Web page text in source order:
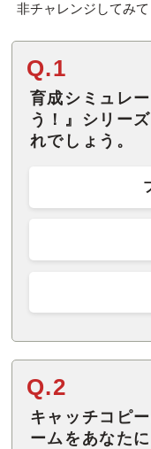
非チャレンジしてみて
Q.1
育成シミュレ
う！』シリー
れでしょう。
Q.2
キャッチコピ
ームをあなた